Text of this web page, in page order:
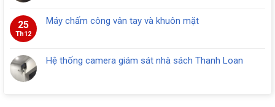
25
Th12
Máy chấm công vân tay và khuôn mặt
Hệ thống camera giám sát nhà sách Thanh Loan